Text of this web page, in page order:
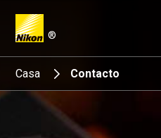
®
Search keyword(s)
Casa Contacto